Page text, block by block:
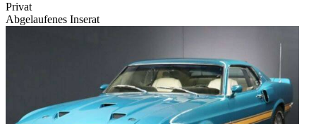
Privat
Abgelaufenes Inserat